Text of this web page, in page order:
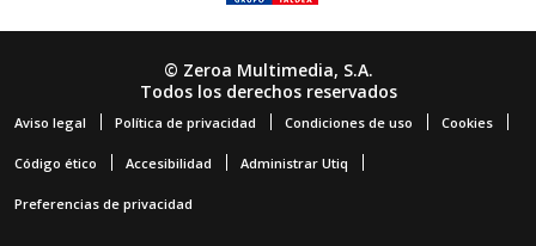
© Zeroa Multimedia, S.A.
Todos los derechos reservados
Aviso legal Política de privacidad Condiciones de uso Cookies
Código ético Accesibilidad Administrar Utiq
Preferencias de privacidad